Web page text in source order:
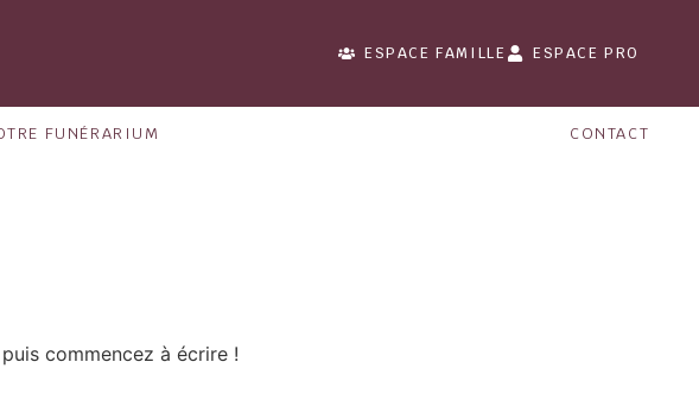
ESPACE FAMILLE ESPACE PRO
FUNÉRARIUM CONTACT
commencez à écrire !